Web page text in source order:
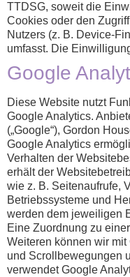
TTDSG, soweit die
Cookies oder den
Nutzers (z. B. Device-
umfasst. Die
Google
Diese Website nutzt
Google Analytics.
(„Google“), Gordon
Google Analytics
Verhalten der
erhält der
wie z. B. Seitenaufrufe,
Betriebssysteme und
werden dem jeweiligen
Eine Zuordnung zu
Weiteren können wir
und Scrollbewegungen
verwendet Google